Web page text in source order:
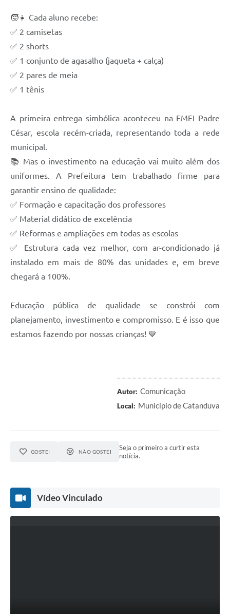
Diário Oficial
Editais
🧒👧 Cada aluno recebe:
✅ 2 camisetas
✅ 2 shorts
✅ 1 conjunto de agasalho (jaqueta + calça)
✅ 2 pares de meia
✅ 1 tênis
A primeira entrega simbólica aconteceu na EMEI Padre
César, escola recém-criada, representando toda a rede
municipal.
📚 Mas o investimento na educação vai muito além dos
uniformes. A Prefeitura tem trabalhado firme para
garantir ensino de qualidade:
✅ Formação e capacitação dos professores
✅ Material didático de excelência
✅ Reformas e ampliações em todas as escolas
✅ Estrutura cada vez melhor, com ar-condicionado já
instalado em mais de 80% das unidades e, em breve
chegará a 100%.
Educação pública de qualidade se constrói com
planejamento, investimento e compromisso. E é isso que
estamos fazendo por nossas crianças! 💙
Autor: Comunicação
Local: Município de Catanduva
GOSTEI NÃO GOSTEI
Seja o primeiro a curtir esta
notícia.
Vídeo Vinculado